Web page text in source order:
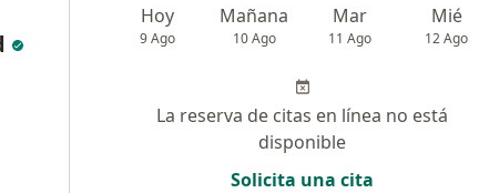
Hoy
9 Ago
Mañana
10 Ago
Mar
11 Ago
Mié
12 Ago
La reserva de citas en línea no está
disponible
Solicita una cita